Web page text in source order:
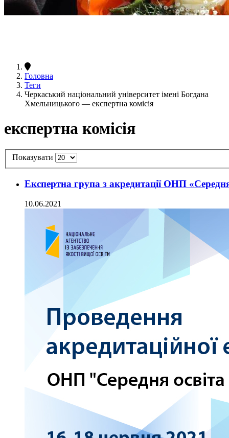
Головна
Теги
Черкаський національний університет імені Богдана
Хмельницького — експертна комісія
експертна комісія
Показувати
Експертна група з акредитації ОНП
10.06.2021